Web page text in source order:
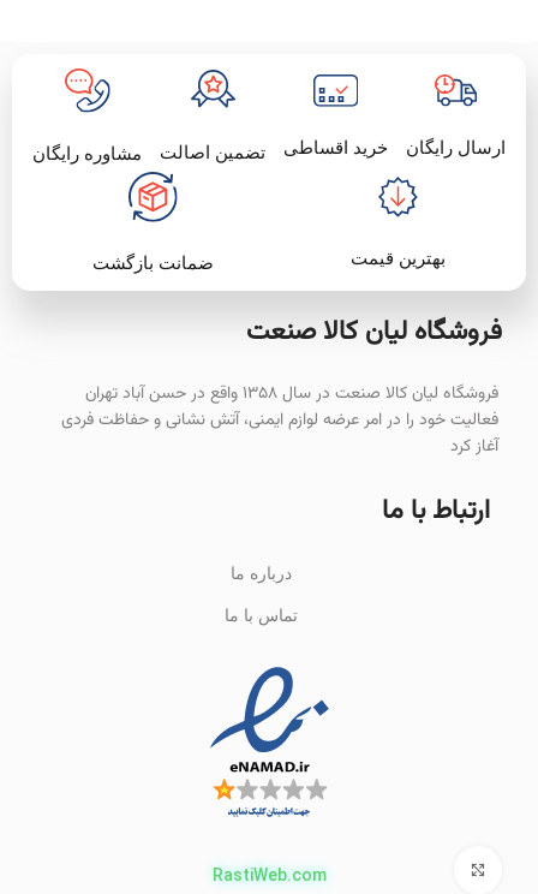
برای بزرگنمایی کلیک کنید
ارسال رایگان خرید اقساطی تضمین اصالت مشاوره رایگان
بهترین قیمت ضمانت بازگشت
فروشگاه لیان‌ کالا صنعت
فروشگاه لیان کالا صنعت در سال ۱۳۵۸ واقع در حسن آباد تهران
فعالیت خود را در امر عرضه لوازم ایمنی، آتش نشانی و حفاظت فردی
آغاز کرد
ارتباط با ما
درباره ما
تماس با ما
RastiWeb.com